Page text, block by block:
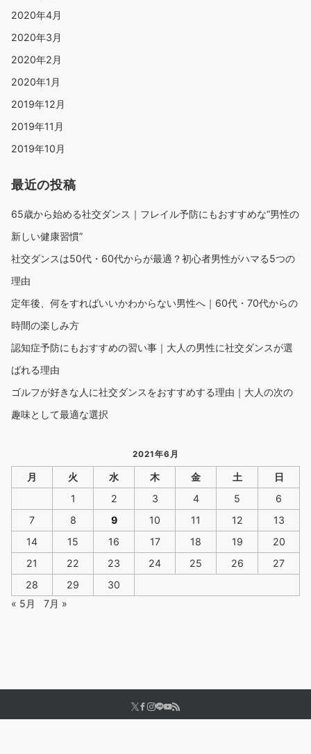
2020年4月
2020年3月
2020年2月
2020年1月
2019年12月
2019年11月
2019年10月
最近の投稿
65歳から始める社交ダンス｜フレイル予防にもおすすめな“男性の
新しい健康習慣”
社交ダンスは50代・60代からが最適？初心者男性がハマる5つの
理由
定年後、何をすればいいかわからない男性へ｜60代・70代からの
時間の楽しみ方
認知症予防にもおすすめの習い事｜大人の男性に社交ダンスが選
ばれる理由
ゴルフが好きな人に社交ダンスをおすすめする理由｜大人の次の
趣味として最適な選択
2021年6月
月 火 水 木 金 土
日
1
2 3 4 5
6
7
8 9 10 11 12
13
14
15 16 17 18 19
20
21
22 23 24 25 26
27
28
29
30
« 5月
7月 »